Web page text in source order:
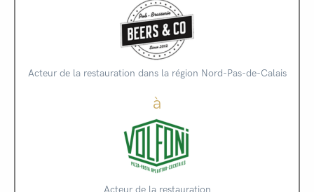
Acteur de la restauration dans la région Nord-Pas-de-Calais
à
Acteur de la restauration